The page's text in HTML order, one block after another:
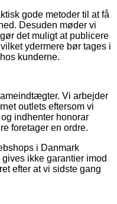
gode metoder til at få
Desuden møder vi
det muligt at publicere
ydermere bør tages i
kunderne.
Vi arbejder
outlets eftersom vi
indhenter honorar
foretager en ordre.
i Danmark
ikke garantier imod
efter at vi sidste gang